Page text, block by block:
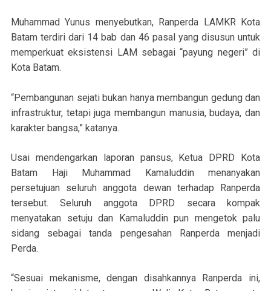
Muhammad Yunus menyebutkan, Ranperda LAMKR Kota
Batam terdiri dari 14 bab dan 46 pasal yang disusun untuk
memperkuat eksistensi LAM sebagai “payung negeri” di
Kota Batam.
“Pembangunan sejati bukan hanya membangun gedung dan
infrastruktur, tetapi juga membangun manusia, budaya, dan
karakter bangsa,” katanya.
Usai mendengarkan laporan pansus, Ketua DPRD Kota
Batam Haji Muhammad Kamaluddin menanyakan
persetujuan seluruh anggota dewan terhadap Ranperda
tersebut. Seluruh anggota DPRD secara kompak
menyatakan setuju dan Kamaluddin pun mengetok palu
sidang sebagai tanda pengesahan Ranperda menjadi
Perda.
“Sesuai mekanisme, dengan disahkannya Ranperda ini,